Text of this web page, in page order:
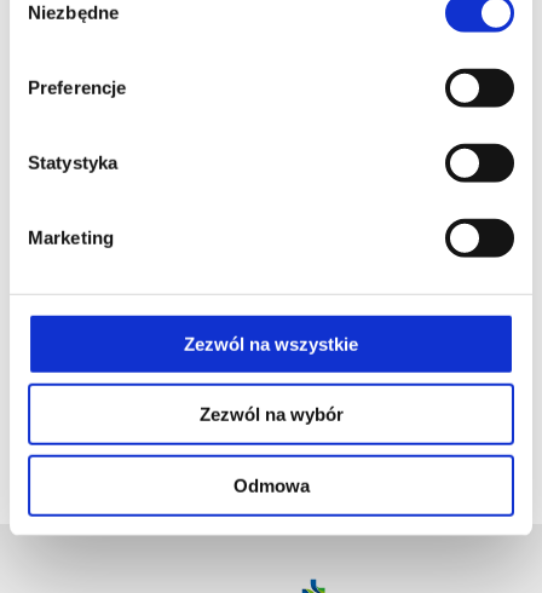
zgody
Niezbędne
Preferencje
Statystyka
Marketing
Zezwól na wszystkie
Zezwól na wybór
Odmowa